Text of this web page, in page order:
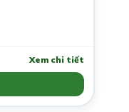
Xem chi tiết